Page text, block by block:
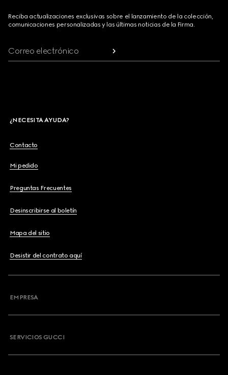
Reciba actualizaciones exclusivas sobre el lanzamiento de la colección,
comunicaciones personalizadas y las últimas noticias de la Firma.
Correo electrónico
¿NECESITA AYUDA?
Contacto
Mi pedido
Preguntas Frecuentes
Desinscribirse al boletín
Mapa del sitio
Desistir del contrato aquí
EMPRESA
SERVICIOS GUCCI